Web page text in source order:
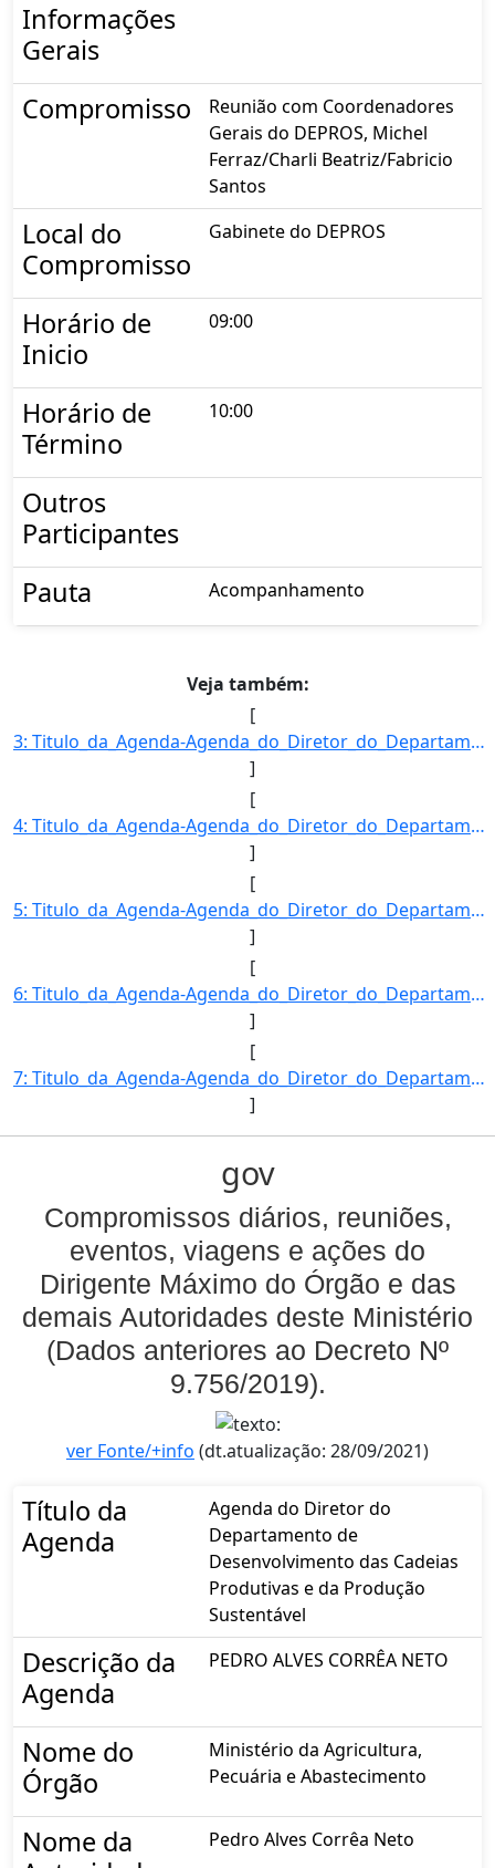
Informações
Gerais
Compromisso
Reunião com Coordenadores
Gerais do DEPROS, Michel
Ferraz/Charli Beatriz/Fabricio
Santos
Local do
Compromisso
Gabinete do DEPROS
Horário de
Inicio
09:00
Horário de
Término
10:00
Outros
Participantes
Pauta
Acompanhamento
Veja também:
[
3: Titulo_da_Agenda-Agenda_do_Diretor_do_Departamento_de_Desenvolvimento_das_Cadeias_Produtivas_e_da_Pr]
]
[
4: Titulo_da_Agenda-Agenda_do_Diretor_do_Departamento_de_Desenvolvimento_das_Cadeias_Produtivas_e_da_Pr]
]
[
5: Titulo_da_Agenda-Agenda_do_Diretor_do_Departamento_de_Desenvolvimento_das_Cadeias_Produtivas_e_da_Pr]
]
[
6: Titulo_da_Agenda-Agenda_do_Diretor_do_Departamento_de_Desenvolvimento_das_Cadeias_Produtivas_e_da_Pr]
]
[
7: Titulo_da_Agenda-Agenda_do_Diretor_do_Departamento_de_Desenvolvimento_das_Cadeias_Produtivas_e_da_Pr]
]
gov
Compromissos diários, reuniões,
eventos, viagens e ações do
Dirigente Máximo do Órgão e das
demais Autoridades deste Ministério
(Dados anteriores ao Decreto Nº
9.756/2019).
ver Fonte/+info (dt.atualização: 28/09/2021)
Título da
Agenda
Agenda do Diretor do
Departamento de
Desenvolvimento das Cadeias
Produtivas e da Produção
Sustentável
Descrição da
Agenda
PEDRO ALVES CORRÊA NETO
Nome do
Órgão
Ministério da Agricultura,
Pecuária e Abastecimento
Nome da
Pedro Alves Corrêa Neto